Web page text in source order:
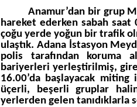
Anamur’dan bir grup
hareket ederken sabah saat
çoğu yerde yoğun bir trafik
ulaştık. Adana İstasyon
polis tarafından koruma
bariyerleri yerleştirilmiş,
16.00’da başlayacak
üçerli, beşerli gruplar
yerlerden gelen tanıdıklarla